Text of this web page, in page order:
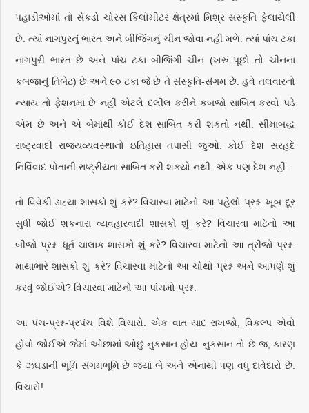
પહાડીઓમાં તો સેંકડો ચોરસ કિલોમીટર ક્ષેત્રમાં મિશ્ર સંસ્કૃતિ ફેલાયેલી
છે. ત્યાં નાગપુરનું ભારત અને બીજિંગનું ચીન જોવા નહીં મળે. ત્યાં પાંચ ટકા
નાગપુરી ભારત છે અને પાંચ ટકા બીજિંગી ચીન (ખરું પૂછો તો ચીનના
કબજાનું તિબેટ) છે અને ૯૦ ટકા જે છે તે સંસ્કૃતિ-સંગમ છે. હવે તલવારનો
ન્યાય તો ફેશનમાં છે નહીં એટલે દલીલ કરીને કબજો સાબિત કરવો પડે
એમ છે અને એ બેમાંથી કોઈ દેશ સાબિત કરી શકતો નથી. સીમાબદ્ધ
રાષ્ટ્રવાદી રાજ્યવ્યવસ્થાનો ઇતિહાસ તપાસી જુઓ. કોઈ દેશ સરહદે
નિર્વિવાદ પોતાની રાષ્ટ્રીયતા સાબિત કરી શક્યો નથી. એક પણ દેશ નહીં.
તો વિવેકી ડાહ્યા શાસકો શું કરે? વિચારવા માટેનો આ પહેલો પ્રશ્ન. ખૂબ દૂર
સુધી જોઈ શકનારા વ્યવહારવાદી શાસકો શું કરે? વિચારવા માટેનો આ
બીજો પ્રશ્ન. ધૂર્ત ચાલાક શાસકો શું કરે? વિચારવા માટેનો આ ત્રીજો પ્રશ્ન.
માથાભારે શાસકો શું કરે? વિચારવા માટેનો આ ચોથો પ્રશ્ન અને આપણે શું
કરવું જોઈએ? વિચારવા માટેનો આ પાંચમો પ્રશ્ન.
આ પંચ-પ્રશ્ન-પ્રપંચ વિશે વિચારો. એક વાત યાદ રાખજો, વિકલ્પ એવો
હોવો જોઈએ જેમાં ઓછામાં ઓછું નુકસાન હોય. નુકસાન તો છે જ, કારણ
કે ઝઘડાની ભૂમિ સંગમભૂમિ છે જ્યાં બે અને એનાથી પણ વધુ દાવેદારો છે.
વિચારો!